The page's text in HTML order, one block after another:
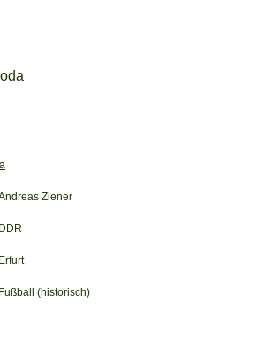
Ziener
DDR
Erfurt
Fußball (historisch)